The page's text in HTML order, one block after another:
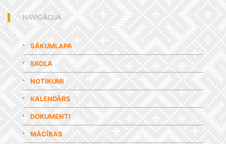
NAVIGĀCIJA
SĀKUMLAPA
SKOLA
NOTIKUMI
KALENDĀRS
DOKUMENTI
MĀCĪBAS